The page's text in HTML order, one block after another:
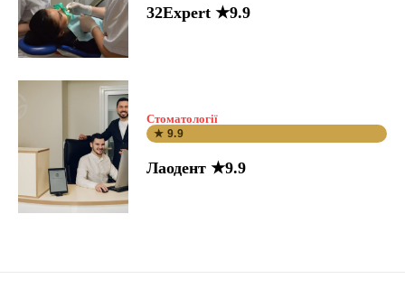
32Expert ★9.9
Стоматології
★ 9.9
Лаодент ★9.9